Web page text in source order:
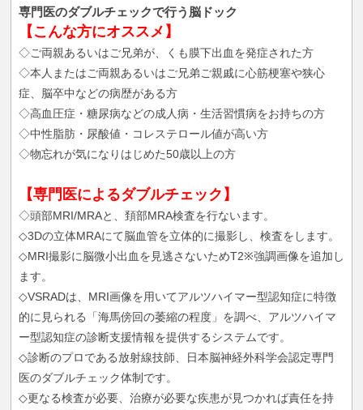
専門医のダブルチェックで行う脳ドック
【こんな方にオススメ】
◇ご両親あるいはご兄弟が、くも膜下出血を発症された方
◇本人またはご両親あるいはご兄弟ご親戚に心筋梗塞や狭心
症、脳卒中などの病歴がある方
◇高血圧症・糖尿病などの成人病・生活習慣病をお持ちの方
◇中性脂肪・尿酸値・コレステロール値が高い方
◇物忘れが気になりはじめた50歳以上の方
【専門医によるダブルチェック】
◇頭部MRI/MRAと、頚部MRA検査を行ないます。
◇3Dの立体MRAにて脳血管を立体的に撮影し、検査をします。
◇MRI撮影に脳微小出血を見逃さないためT2※強調画像を追加し
ます。
◇VSRADは、MRI画像を用いてアルツハイマー型認知症に特徴
的に見られる「海馬傍回の萎縮の程度」を調べ、アルツハイマ
ー型認知症の診断支援情報を提供するシステムです。
◇診断のプロである放射線技師、日本脳神経外科学会認定専門
医のダブルチェック体制です。
◇更なる検査が必要、治療が必要な疾患が見つかれば責任を持